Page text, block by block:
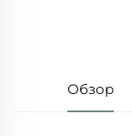
Обзор